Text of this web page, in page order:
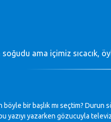
soğudu ama içimiz sıcacık,
böyle bir başlık mı seçtim? Durun
yazıyı yazarken gözucuyla